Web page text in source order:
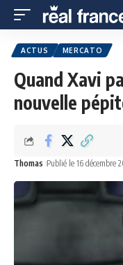
ACTUS MERCATO
Quand Xavi
nouvelle
Thomas Publié le 16 décembre